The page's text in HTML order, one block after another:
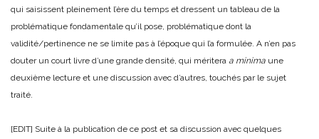
qui saisissent pleinement l’ère du temps et dressent un tableau de la
problématique fondamentale qu’il pose, problématique dont la
validité/pertinence ne se limite pas à l’époque qui l’a formulée. A n’en pas
douter un court livre d’une grande densité, qui méritera a minima une
deuxième lecture et une discussion avec d’autres, touchés par le sujet
traité.
[EDIT] Suite à la publication de ce post et sa discussion avec quelques